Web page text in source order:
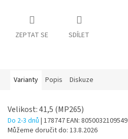
ZEPTAT SE SDÍLET
Varianty Popis Diskuze
Velikost: 41,5 (MP265)
Do 2-3 dnů | 178747EAN: 8050032109549
Můžeme doručit do: 13.8.2026